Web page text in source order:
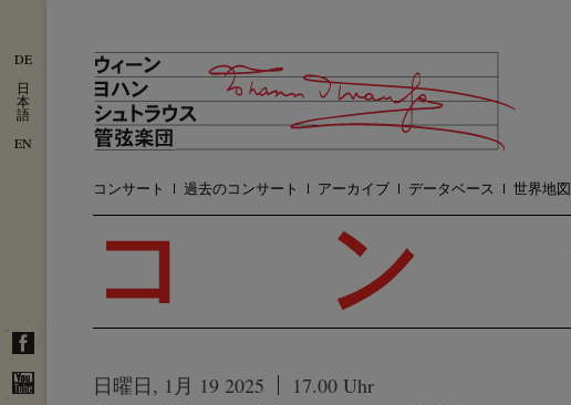
DE
日
本
語
EN
コンサート 過去のコンサート アーカイブ データベース 世界地図
日曜日, 1月 19 2025
17.00 Uhr